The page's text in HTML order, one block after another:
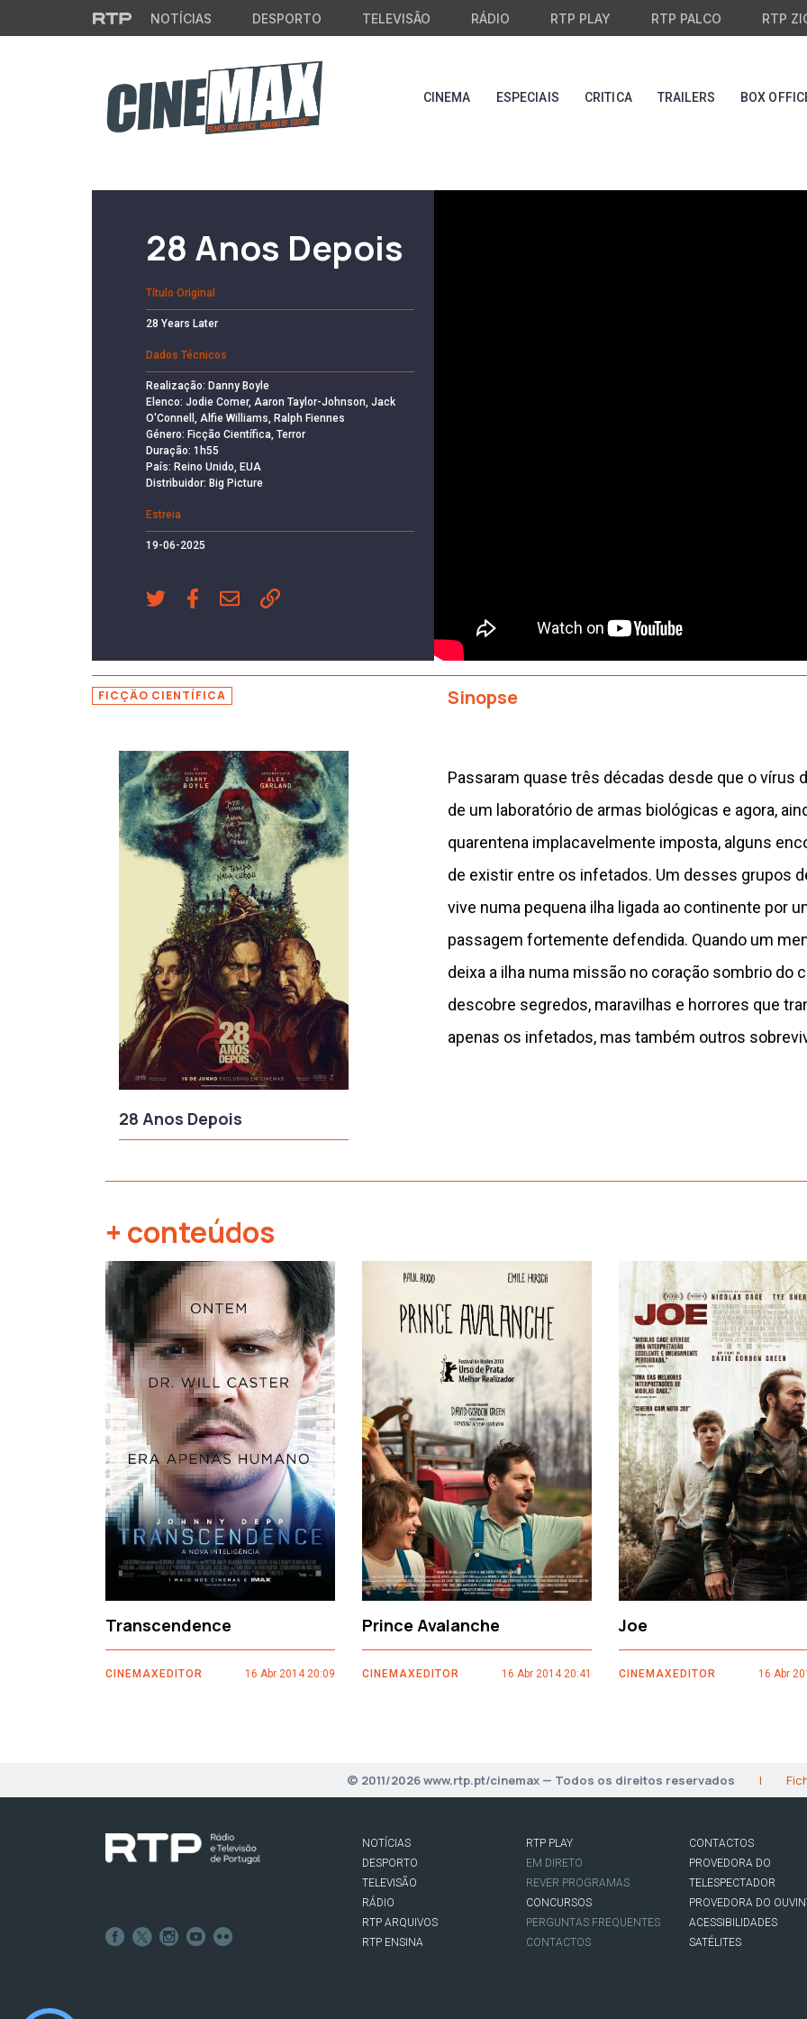
Saltar para o conteúdo principal
NOTÍCIAS DESPORTO TELEVISÃO RÁDIO RTP PLAY RTP PALCO RTP
CINEMA ESPECIAIS CRITICA TRAILERS BOX
28 Anos Depois
Título Original
28 Years Later
Dados Técnicos
Realização: Danny Boyle
Elenco: Jodie Comer, Aaron Taylor-Johnson, Jack
O'Connell, Alfie Williams, Ralph Fiennes
Género: Ficção Científica, Terror
Duração: 1h55
País: Reino Unido, EUA
Distribuidor: Big Picture
Estreia
19-06-2025
FICÇÃO CIENTÍFICA Sinopse
28 Anos Depois
Passaram quase três décadas desde que o vírus
de um laboratório de armas biológicas e agora,
quarentena implacavelmente imposta, alguns
de existir entre os infetados. Um desses grupos
vive numa pequena ilha ligada ao continente por
passagem fortemente defendida. Quando um
deixa a ilha numa missão no coração sombrio do
descobre segredos, maravilhas e horrores que
apenas os infetados, mas também outros
+ conteúdos
Transcendence
CINEMAXEDITOR 16 Abr 2014 20:09
Prince Avalanche
CINEMAXEDITOR 16 Abr 2014 20:41
Joe
CINEMAXEDITOR 16 Abr
‹
© 2011/2026 www.rtp.pt/cinemax — Todos os direitos reservados |
NOTÍCIAS
DESPORTO
TELEVISÃO
RÁDIO
RTP ARQUIVOS
RTP ENSINA
RTP PLAY
EM DIRETO
REVER PROGRAMAS
CONCURSOS
PERGUNTAS FREQUENTES
CONTACTOS
CONTACTOS
PROVEDORA DO
TELESPECTADOR
PROVEDORA DO
ACESSIBILIDADES
SATÉLITES